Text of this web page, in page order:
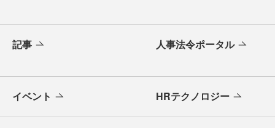
記事 人事法令ポータル
イベント HRテクノロジー